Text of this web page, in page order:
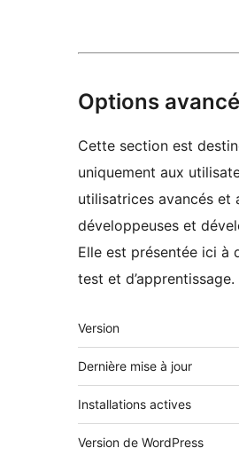
Options
Cette section est
uniquement aux
utilisatrices avancés et
développeuses et
Elle est présentée ici à
test et d’apprentissage.
Méta
Version
Dernière mise à jour
Installations actives
Version de WordPress